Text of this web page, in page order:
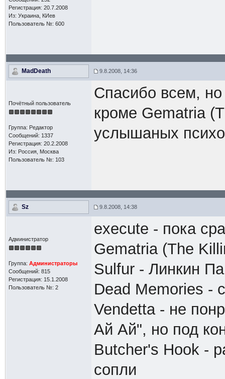
Регистрация: 20.7.2008
Из: Украина, КИев
Пользователь №: 600
MadDeath 9.8.2008, 14:36
Почётный пользователь
Группа: Редактор
Сообщений: 1337
Регистрация: 20.2.2008
Из: Россия, Москва
Пользователь №: 103
Спасибо всем, но
кроме Gematria
услышаных
Sz 9.8.2008, 14:38
Администратор
Группа: Администраторы
Сообщений: 815
Регистрация: 15.1.2008
Пользователь №: 2
execute - пока
Gematria (The
Sulfur - Линкин
Dead Memories -
Vendetta - не
Ай Ай", но под
Butcher's Hook -
сопли